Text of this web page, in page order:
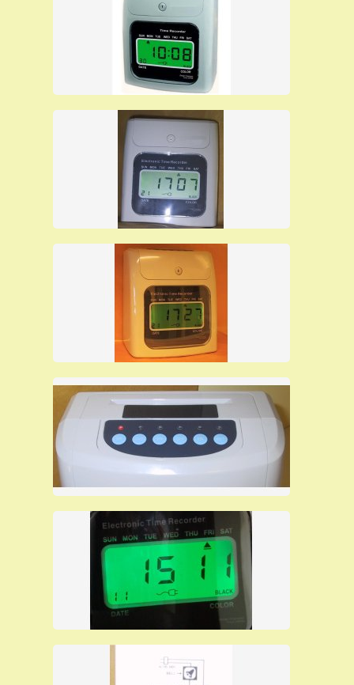
CONFORMITA' CE E ROHS
STAMPA BICOLORE SU CARTELLINO SAODY ® A 6
COLONNE DI TIMBRATURA
BATTERIA AL LITIO PER MEMORIA DATI (DIRATA 5
ANNI) E ULTERIORE BATTERIA PER
FUNZIONAMENTO COMPLETO IN CASO DI
GRANDE DISPLAY RETROILLUMINATO
COMANDO SUONERIA ESTERNA
CAMBIO ORA SOLARE/LEGALE IN AUTOMATICO
FORNITO CON 100 CARTELLINI SAODY ® E
CASELLARIO PORTACARTELLINI A 15 POSTI
I nostri orologi timbracartellini sono molto affidabili e
vengono offerti al prezzo per rivenditori che è il più
basso del mercato, solo per questo mese, sono in
pronta consegna ad un prezzo particolarmente basso
perchè viene evitato il ricarico del prezzo che fa il
rivenditore al cliente finale.
E' possibile acquistare i nostri prodotti direttamente da
questo sito pagando con carta di credito, Paypal o
bonifico bancario e riceverai con corriere espresso la
merce che è sempre in pronta consegna, quindi con
pagamento con Paypal o carta di credito, la merce
parte il giorno stesso o al massimo entro 24 ore (il
nostro corriere GLS consegna in tutta Italia entro 24
Orologio di qualità ad un prezzo promozionale,
senza manutenzione periodica, può durare
anche più di 15 anni, autoinstallante, viene
fornito già preprogrammato.
Per ulteriori informazioni su questo
orologio timbracartellini, clicca sul
editorcms/file/saody_111019.pdf